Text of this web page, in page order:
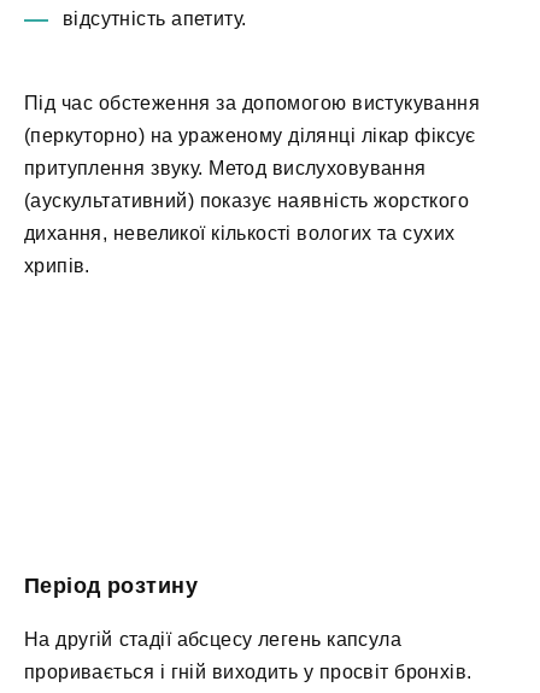
відсутність апетиту.
Під час обстеження за допомогою вистукування
(перкуторно) на ураженому ділянці лікар фіксує
притуплення звуку. Метод вислуховування
(аускультативний) показує наявність жорсткого
дихання, невеликої кількості вологих та сухих
хрипів.
Період розтину
На другій стадії абсцесу легень капсула
проривається і гній виходить у просвіт бронхів.